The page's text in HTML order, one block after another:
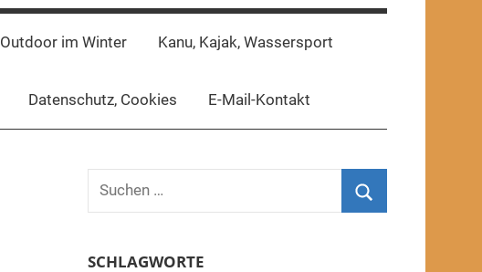
Outdoor im Winter Kanu, Kajak, Wassersport
Datenschutz, Cookies E-Mail-Kontakt
Suchen
SCHLAGWORTE